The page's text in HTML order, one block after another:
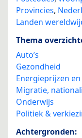
Provincies,
Landen
Thema
Auto’s
Gezondheid
Energieprijzen
Migratie,
Onderwijs
Politiek &
Achtergronden: